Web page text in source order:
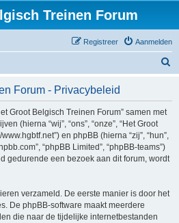
Treinen Forum
Aanmelden
Registreer
Forum - Privacybeleid
Groot Belgisch Treinen Forum” samen met
(hierna “wij”, “ons”, “onze”, “Het Groot
en phpBB (hierna “zij”, “hun”,
“phpBB Limited”, “phpBB-teams”)
gedurende een bezoek aan dit forum, wordt
verzameld. De eerste manier is door het
De phpBB-software maakt meerdere
die naar de tijdelijke internetbestanden